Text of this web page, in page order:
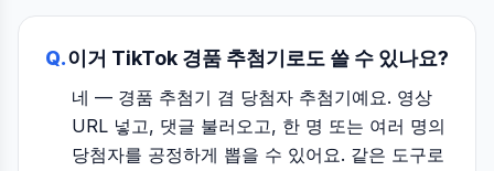
Q.이거 TikTok 경품 추첨기로도 쓸 수 있나요?
네 — 경품 추첨기 겸 당첨자 추첨기예요. 영상
URL 넣고, 댓글 불러오고, 한 명 또는 여러 명의
당첨자를 공정하게 뽑을 수 있어요. 같은 도구로